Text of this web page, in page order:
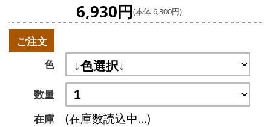
6,930円(本体 6,300円)
ご注文
色
数量
在庫
(在庫数読込中...)